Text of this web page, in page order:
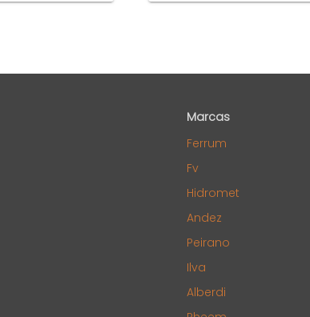
Marcas
Ferrum
Fv
Hidromet
Andez
Peirano
Ilva
Alberdi